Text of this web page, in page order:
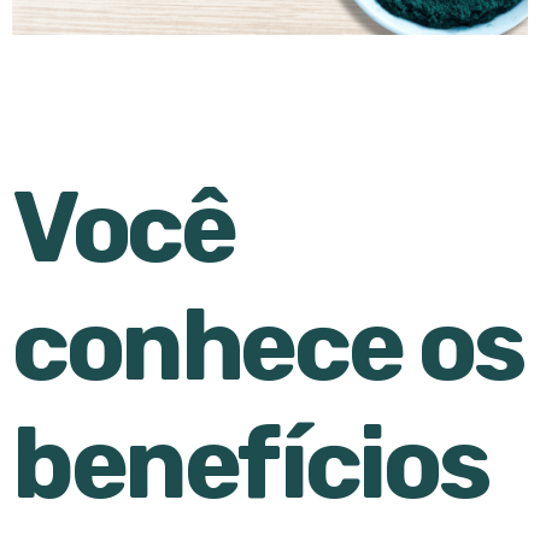
Você
conhece os
benefícios